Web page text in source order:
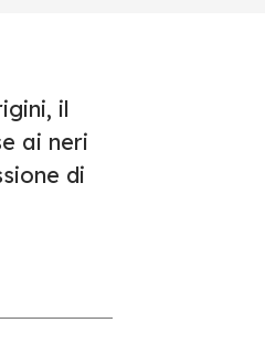
il
ai neri
di